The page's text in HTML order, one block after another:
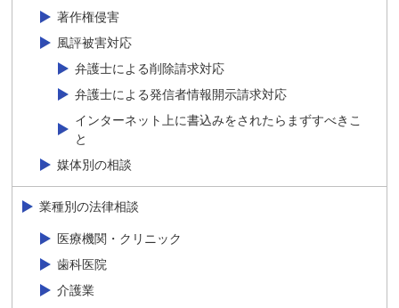
著作権侵害
風評被害対応
弁護士による削除請求対応
弁護士による発信者情報開示請求対応
インターネット上に書込みをされたらまずすべきこ
と
媒体別の相談
業種別の法律相談
医療機関・クリニック
歯科医院
介護業